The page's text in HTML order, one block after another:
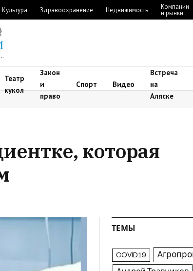
Культура Здравоохранение Недвижимость Компании
и рынки
Театр
кукол
Закон
и
право
Спорт Видео
Встреча
на
Аляске
которая
ТЕМЫ
COVID19